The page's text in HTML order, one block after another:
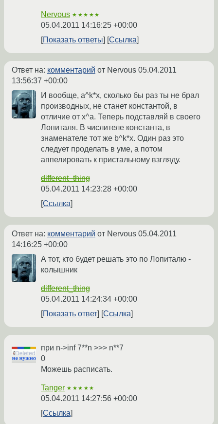
Nervous ★★★★★
05.04.2011 14:16:25 +00:00
Показать ответы
Ссылка
Ответ на: комментарий от Nervous 05.04.2011
13:56:37 +00:00
И вообще, a^k*x, сколько бы раз ты не брал
производных, не станет константой, в
отличие от x^a. Теперь подставляй в своего
Лопиталя. В числителе константа, в
знаменателе тот же b^k*x. Один раз это
следует проделать в уме, а потом
аппелировать к пристальному взгляду.
different_thing
05.04.2011 14:23:28 +00:00
Ссылка
Ответ на: комментарий от Nervous 05.04.2011
14:16:25 +00:00
А тот, кто будет решать это по Лопиталю -
колышник
different_thing
05.04.2011 14:24:34 +00:00
Показать ответ
Ссылка
при n->inf 7**n >>> n**7
0
Можешь расписать.
Tanger ★★★★★
05.04.2011 14:27:56 +00:00
Ссылка